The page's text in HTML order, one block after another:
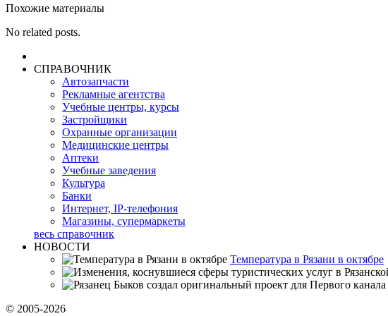
Похожие материалы
No related posts.
СПРАВОЧНИК
Автозапчасти
Рекламные агентства
Учебные центры, курсы
Застройщики
Охранные организации
Медицинские центры
Аптеки
Учебные заведения
Культура
Банки
Интернет, IP-телефония
Магазины, супермаркеты
весь справочник
НОВОСТИ
Температура в Рязани в октябре
© 2005-2026